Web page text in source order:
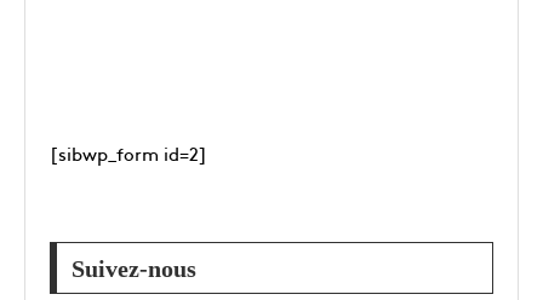
[sibwp_form id=2]
Suivez-nous